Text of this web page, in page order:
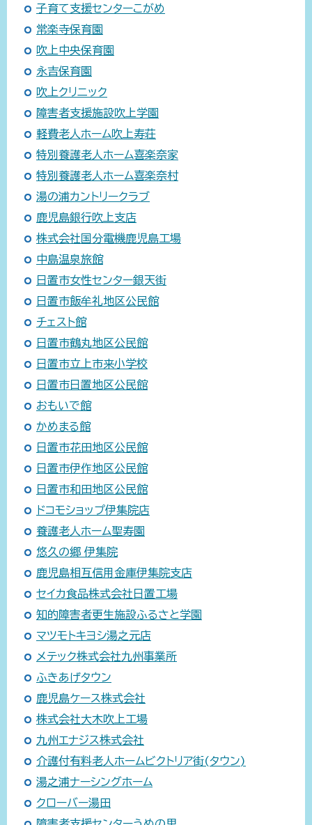
子育て支援センターこがめ
常楽寺保育園
吹上中央保育園
永吉保育園
吹上クリニック
障害者支援施設吹上学園
軽費老人ホーム吹上寿荘
特別養護老人ホーム喜楽奈家
特別養護老人ホーム喜楽奈村
湯の浦カントリークラブ
鹿児島銀行吹上支店
株式会社国分電機鹿児島工場
中島温泉旅館
日置市女性センター銀天街
日置市飯牟礼地区公民館
チェスト館
日置市鶴丸地区公民館
日置市立上市来小学校
日置市日置地区公民館
おもいで館
かめまる館
日置市花田地区公民館
日置市伊作地区公民館
日置市和田地区公民館
ドコモショップ伊集院店
養護老人ホーム聖寿園
悠久の郷 伊集院
鹿児島相互信用金庫伊集院支店
セイカ食品株式会社日置工場
知的障害者更生施設ふるさと学園
マツモトキヨシ湯之元店
メテック株式会社九州事業所
ふきあげタウン
鹿児島ケース株式会社
株式会社大木吹上工場
九州エナジス株式会社
介護付有料老人ホームビクトリア街(タウン)
湯之浦ナーシングホーム
クローバー湯田